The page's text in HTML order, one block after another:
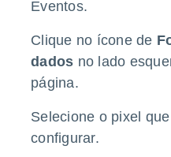
Eventos.
Clique no ícone de
dados no lado
página.
Selecione o pixel
configurar.